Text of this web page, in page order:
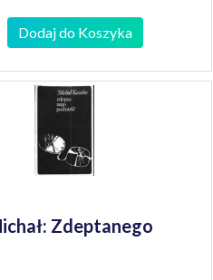
Dodaj do Koszyka
Zdeptanego